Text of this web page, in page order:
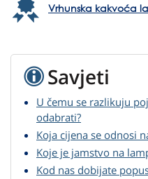
Vrhunska kakvoća
Savjeti
U čemu se razlikuju
odabrati?
Koja cijena se odnosi
Koje je jamstvo na
Kod nas dobijate